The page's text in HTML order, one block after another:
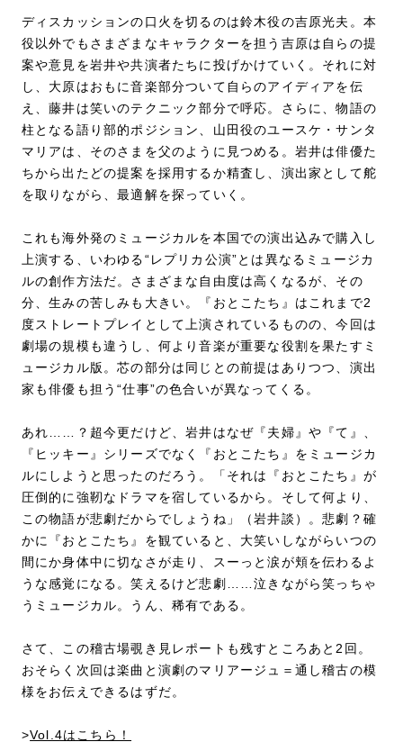
ディスカッションの口火を切るのは鈴木役の吉原光夫。本
役以外でもさまざまなキャラクターを担う吉原は自らの提
案や意見を岩井や共演者たちに投げかけていく。それに対
し、大原はおもに音楽部分ついて自らのアイディアを伝
え、藤井は笑いのテクニック部分で呼応。さらに、物語の
柱となる語り部的ポジション、山田役のユースケ・サンタ
マリアは、そのさまを父のように見つめる。岩井は俳優た
ちから出たどの提案を採用するか精査し、演出家として舵
を取りながら、最適解を探っていく。
これも海外発のミュージカルを本国での演出込みで購入し
上演する、いわゆる“レプリカ公演”とは異なるミュージカ
ルの創作方法だ。さまざまな自由度は高くなるが、その
分、生みの苦しみも大きい。『おとこたち』はこれまで2
度ストレートプレイとして上演されているものの、今回は
劇場の規模も違うし、何より音楽が重要な役割を果たすミ
ュージカル版。芯の部分は同じとの前提はありつつ、演出
家も俳優も担う“仕事”の色合いが異なってくる。
あれ……？超今更だけど、岩井はなぜ『夫婦』や『て』、
『ヒッキー』シリーズでなく『おとこたち』をミュージカ
ルにしようと思ったのだろう。「それは『おとこたち』が
圧倒的に強靭なドラマを宿しているから。そして何より、
この物語が悲劇だからでしょうね」（岩井談）。悲劇？確
かに『おとこたち』を観ていると、大笑いしながらいつの
間にか身体中に切なさが走り、スーっと涙が頬を伝わるよ
うな感覚になる。笑えるけど悲劇……泣きながら笑っちゃ
うミュージカル。うん、稀有である。
さて、この稽古場覗き見レポートも残すところあと2回。
おそらく次回は楽曲と演劇のマリアージュ＝通し稽古の模
様をお伝えできるはずだ。
>Vol.4はこちら！